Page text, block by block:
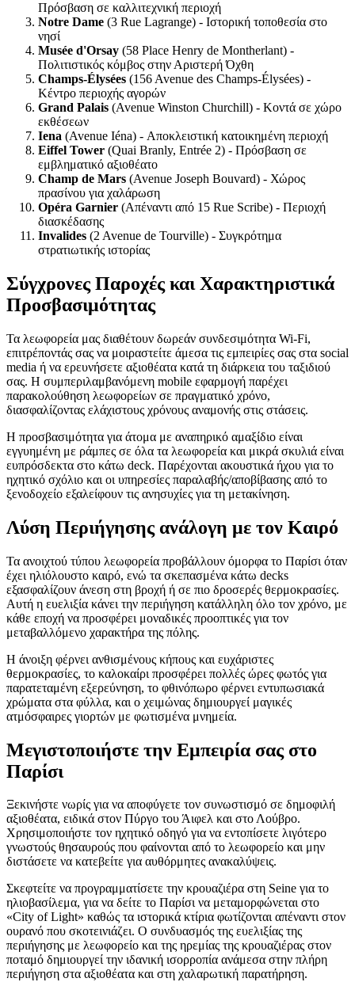
Πρόσβαση σε καλλιτεχνική περιοχή
Notre Dame (3 Rue Lagrange) - Ιστορική τοποθεσία στο
νησί
Musée d'Orsay (58 Place Henry de Montherlant) -
Πολιτιστικός κόμβος στην Αριστερή Όχθη
Champs-Élysées (156 Avenue des Champs-Élysées) -
Κέντρο περιοχής αγορών
Grand Palais (Avenue Winston Churchill) - Κοντά σε χώρο
εκθέσεων
Iena (Avenue Iéna) - Αποκλειστική κατοικημένη περιοχή
Eiffel Tower (Quai Branly, Entrée 2) - Πρόσβαση σε
εμβληματικό αξιοθέατο
Champ de Mars (Avenue Joseph Bouvard) - Χώρος
πρασίνου για χαλάρωση
Opéra Garnier (Απέναντι από 15 Rue Scribe) - Περιοχή
διασκέδασης
Invalides (2 Avenue de Tourville) - Συγκρότημα
στρατιωτικής ιστορίας
Σύγχρονες Παροχές και Χαρακτηριστικά
Προσβασιμότητας
Τα λεωφορεία μας διαθέτουν δωρεάν συνδεσιμότητα Wi-Fi,
επιτρέποντάς σας να μοιραστείτε άμεσα τις εμπειρίες σας στα social
media ή να ερευνήσετε αξιοθέατα κατά τη διάρκεια του ταξιδιού
σας. Η συμπεριλαμβανόμενη mobile εφαρμογή παρέχει
παρακολούθηση λεωφορείων σε πραγματικό χρόνο,
διασφαλίζοντας ελάχιστους χρόνους αναμονής στις στάσεις.
Η προσβασιμότητα για άτομα με αναπηρικό αμαξίδιο είναι
εγγυημένη με ράμπες σε όλα τα λεωφορεία και μικρά σκυλιά είναι
ευπρόσδεκτα στο κάτω deck. Παρέχονται ακουστικά ήχου για το
ηχητικό σχόλιο και οι υπηρεσίες παραλαβής/αποβίβασης από το
ξενοδοχείο εξαλείφουν τις ανησυχίες για τη μετακίνηση.
Λύση Περιήγησης ανάλογη με τον Καιρό
Τα ανοιχτού τύπου λεωφορεία προβάλλουν όμορφα το Παρίσι όταν
έχει ηλιόλουστο καιρό, ενώ τα σκεπασμένα κάτω decks
εξασφαλίζουν άνεση στη βροχή ή σε πιο δροσερές θερμοκρασίες.
Αυτή η ευελιξία κάνει την περιήγηση κατάλληλη όλο τον χρόνο, με
κάθε εποχή να προσφέρει μοναδικές προοπτικές για τον
μεταβαλλόμενο χαρακτήρα της πόλης.
Η άνοιξη φέρνει ανθισμένους κήπους και ευχάριστες
θερμοκρασίες, το καλοκαίρι προσφέρει πολλές ώρες φωτός για
παρατεταμένη εξερεύνηση, το φθινόπωρο φέρνει εντυπωσιακά
χρώματα στα φύλλα, και ο χειμώνας δημιουργεί μαγικές
ατμόσφαιρες γιορτών με φωτισμένα μνημεία.
Μεγιστοποιήστε την Εμπειρία σας στο
Παρίσι
Ξεκινήστε νωρίς για να αποφύγετε τον συνωστισμό σε δημοφιλή
αξιοθέατα, ειδικά στον Πύργο του Άιφελ και στο Λούβρο.
Χρησιμοποιήστε τον ηχητικό οδηγό για να εντοπίσετε λιγότερο
γνωστούς θησαυρούς που φαίνονται από το λεωφορείο και μην
διστάσετε να κατεβείτε για αυθόρμητες ανακαλύψεις.
Σκεφτείτε να προγραμματίσετε την κρουαζιέρα στη Seine για το
ηλιοβασίλεμα, για να δείτε το Παρίσι να μεταμορφώνεται στο
«City of Light» καθώς τα ιστορικά κτίρια φωτίζονται απέναντι στον
ουρανό που σκοτεινιάζει. Ο συνδυασμός της ευελιξίας της
περιήγησης με λεωφορείο και της ηρεμίας της κρουαζιέρας στον
ποταμό δημιουργεί την ιδανική ισορροπία ανάμεσα στην πλήρη
περιήγηση στα αξιοθέατα και στη χαλαρωτική παρατήρηση.